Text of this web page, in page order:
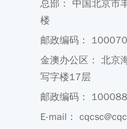
总部： 中国北京市
楼
邮政编码： 100070
金澳办公区： 北京
写字楼17层
邮政编码： 100088
E-mail：